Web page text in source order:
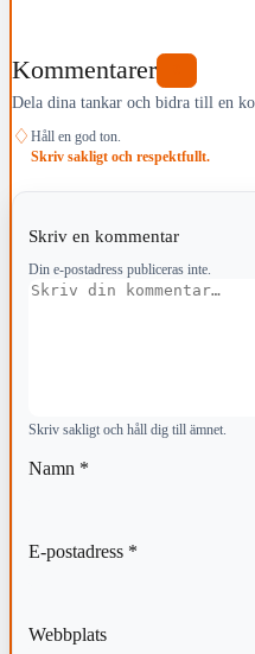
Kommentarer
Dela dina tankar och bidra till en
♢ Håll en god ton.
Skriv sakligt och respektfullt.
Skriv en kommentar
Din e-postadress publiceras inte.
Kommentar
Skriv sakligt och håll dig till ämnet.
Namn *
E-postadress *
Webbplats